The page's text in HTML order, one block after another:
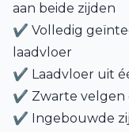
aan beide zijden
✔ Volledig
laadvloer
✔ Laadvloer uit
✔ Zwarte velgen
✔ Ingebouwde